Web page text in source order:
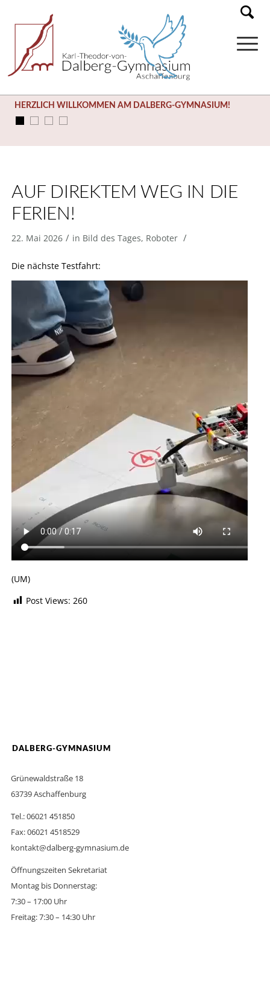
HERZLICH WILLKOMMEN AM DALBERG-GYMNASIUM!
AUF DIREKTEM WEG IN DIE
FERIEN!
22. Mai 2026 / in Bild des Tages, Roboter /
Die nächste Testfahrt:
(UM)
Post Views: 260
DALBERG-GYMNASIUM
Grünewaldstraße 18
63739 Aschaffenburg
Tel.: 06021 451850
Fax: 06021 4518529
kontakt@dalberg-gymnasium.de
Öffnungszeiten Sekretariat
Montag bis Donnerstag:
7:30 – 17:00 Uhr
Freitag: 7:30 – 14:30 Uhr